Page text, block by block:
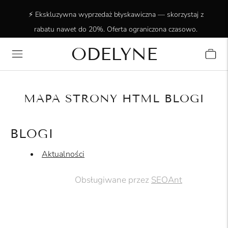
✨ Ponad 15 000 zadowolonych klientów! Dziękujemy za
⚡ Ekskluzywna wyprzedaż błyskawiczna — skorzystaj z
rabatu nawet do 20%. Oferta ograniczona czasowo.
ODELYNE
MAPA STRONY HTML BLOGI
BLOGI
Aktualności
Obsługiwane przez SEOAnt